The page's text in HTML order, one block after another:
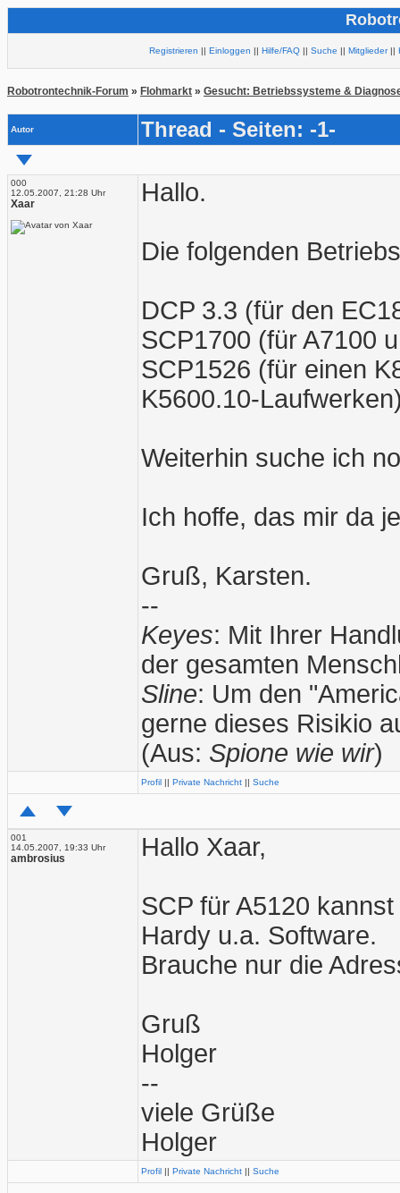
Registrieren || Einloggen || Hilfe/FAQ || Suche || Mitglieder||
Robotrontechnik-Forum » Flohmarkt » Gesucht: Betriebssysteme &
Autor Thread - Seiten: -1-
000
12.05.2007, 21:28 Uhr
Xaar Hallo.
Die folgenden
DCP 3.3 (für den
SCP1700 (für A7100
SCP1526 (für einen
K5600.10-
Weiterhin suche ich
Ich hoffe, das mir da
Gruß, Karsten.
--
Keyes: Mit Ihrer
der gesamten
Sline: Um den
gerne dieses Risikio
(Aus: Spione wie wir)
Profil || Private Nachricht || Suche
001
14.05.2007, 19:33 Uhr
ambrosius Hallo Xaar,
SCP für A5120
Hardy u.a. Software.
Brauche nur die
Gruß
Holger
--
viele Grüße
Holger
Profil || Private Nachricht || Suche